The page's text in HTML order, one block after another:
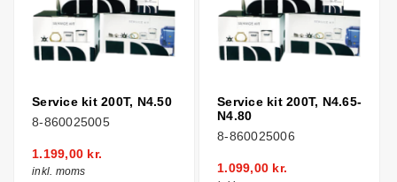
Service kit 200T, N4.50
8-860025005
1.199,00 kr.
inkl. moms
Service kit 200T, N4.65-
N4.80
8-860025006
1.099,00 kr.